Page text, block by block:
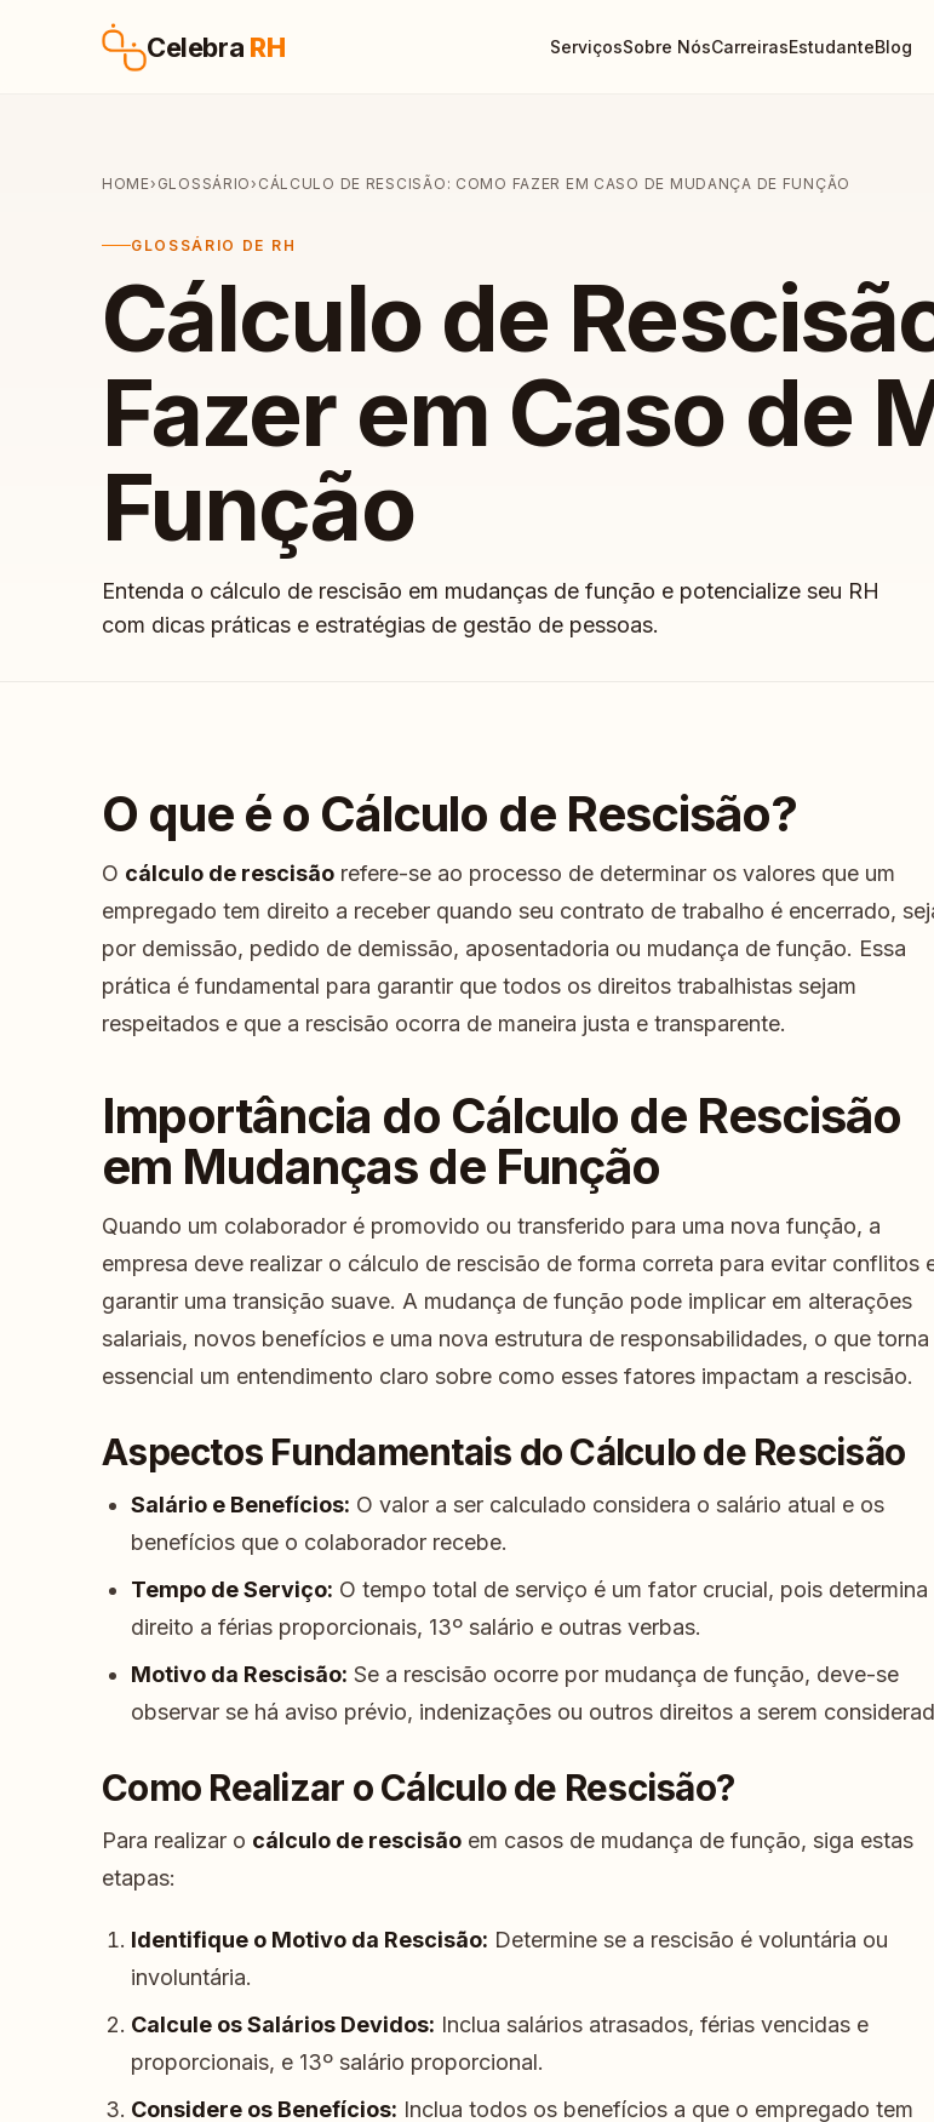
Celebra RH ServiçosSobre NósCarreirasEstudanteBlog
HOME› GLOSSÁRIO› CÁLCULO DE RESCISÃO: COMO FAZER EM CASO DE MUDANÇA DE FUNÇÃO
GLOSSÁRIO DE RH
Cálculo de
Fazer em Caso de
Função
Entenda o cálculo de rescisão em mudanças de função e potencialize seu RH
com dicas práticas e estratégias de gestão de pessoas.
O que é o Cálculo de Rescisão?
O cálculo de rescisão refere-se ao processo de determinar os valores que um
empregado tem direito a receber quando seu contrato de trabalho é encerrado,
por demissão, pedido de demissão, aposentadoria ou mudança de função. Essa
prática é fundamental para garantir que todos os direitos trabalhistas sejam
respeitados e que a rescisão ocorra de maneira justa e transparente.
Importância do Cálculo de Rescisão
em Mudanças de Função
Quando um colaborador é promovido ou transferido para uma nova função, a
empresa deve realizar o cálculo de rescisão de forma correta para evitar conflitos
garantir uma transição suave. A mudança de função pode implicar em alterações
salariais, novos benefícios e uma nova estrutura de responsabilidades, o que torna
essencial um entendimento claro sobre como esses fatores impactam a rescisão.
Aspectos Fundamentais do Cálculo de Rescisão
Salário e Benefícios: O valor a ser calculado considera o salário atual e os
benefícios que o colaborador recebe.
Tempo de Serviço: O tempo total de serviço é um fator crucial, pois determina
direito a férias proporcionais, 13º salário e outras verbas.
Motivo da Rescisão: Se a rescisão ocorre por mudança de função, deve-se
observar se há aviso prévio, indenizações ou outros direitos a serem
Como Realizar o Cálculo de Rescisão?
Para realizar o cálculo de rescisão em casos de mudança de função, siga estas
etapas:
Identifique o Motivo da Rescisão: Determine se a rescisão é voluntária ou
involuntária.
Calcule os Salários Devidos: Inclua salários atrasados, férias vencidas e
proporcionais, e 13º salário proporcional.
Considere os Benefícios: Inclua todos os benefícios a que o empregado tem